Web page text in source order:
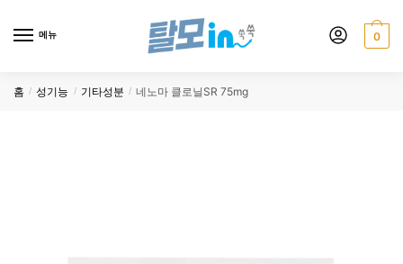
메뉴 0
홈 / 성기능 / 기타성분 / 네노마 클로닐SR 75mg